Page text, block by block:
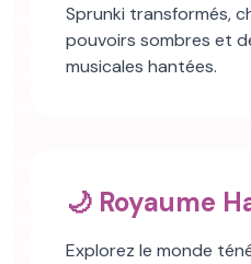
Sprunki transformés,
pouvoirs sombres et
musicales hantées.
🌙 Royaume
Explorez le monde